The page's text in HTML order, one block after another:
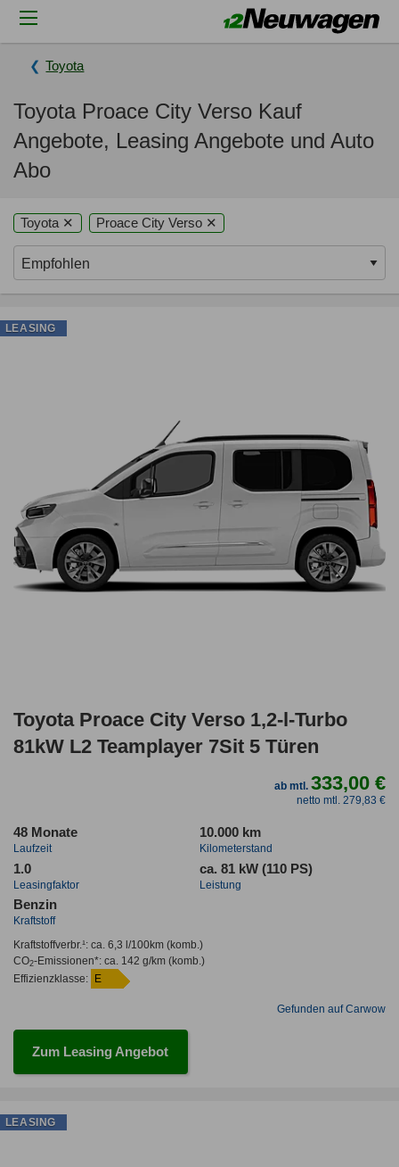
Toyota
Toyota Proace City Verso Kauf
Angebote, Leasing Angebote und Auto
Abo
Toyota ✕ Proace City Verso ✕
Toyota Proace City Verso 1,2-l-Turbo
81kW L2 Teamplayer 7Sit 5 Türen
ab mtl.333,00 €
netto mtl. 279,83 €
48 Monate
Laufzeit
10.000 km
Kilometerstand
1.0
Leasingfaktor
ca. 81 kW (110 PS)
Leistung
Benzin
Kraftstoff
Kraftstoffverbr.¹: ca. 6,3 l/100km(komb.)
CO2-Emissionen*: ca. 142 g/km(komb.)
Effizienzklasse: E
Gefunden auf Carwow
Zum Leasing Angebot
LEASING
LEASING